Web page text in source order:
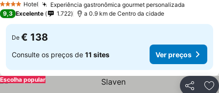
4 EstrelasHotel Experiência gastronômica gourmet personalizada
9,3 Excelente 1.722 a 0.9 km de Centro da cidade
De € 138
Consulte os preços de 11 sites Ver preços
Partilhar
Escolha popular